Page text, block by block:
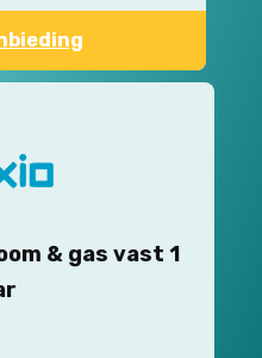
& gas vast 1